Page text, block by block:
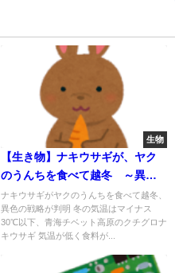
生物
【生き物】ナキウサギが、ヤク
のうんちを食べて越冬 ～異色
の戦略が判明～
ナキウサギがヤクのうんちを食べて越冬、
異色の戦略が判明 冬の気温はマイナス
30℃以下、青海チベット高原のクチグロナ
キウサギ 気温が低く食料が...